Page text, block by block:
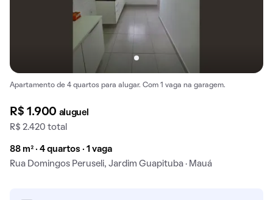
Apartamento de 4 quartos para alugar. Com 1 vaga na garagem.
R$ 1.900 aluguel
R$ 2.420 total
88 m² · 4 quartos · 1 vaga
Rua Domingos Peruseli, Jardim Guapituba · Mauá